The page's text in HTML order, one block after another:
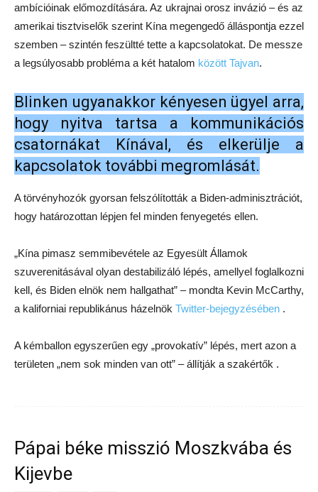
ambícióinak előmozdítására. Az ukrajnai orosz invázió – és az
amerikai tisztviselők szerint Kína megengedő álláspontja ezzel
szemben – szintén feszültté tette a kapcsolatokat. De messze
a legsúlyosabb probléma a két hatalom között Tajvan.
Blinken ugyanakkor kényesen ügyel arra,
hogy nyitva tartsa a kommunikációs
csatornákat Kínával, és elkerülje a
kapcsolatok további megromlását.
A törvényhozók gyorsan felszólították a Biden-adminisztrációt,
hogy határozottan lépjen fel minden fenyegetés ellen.
„Kína pimasz semmibevétele az Egyesült Államok
szuverenitásával olyan destabilizáló lépés, amellyel foglalkozni
kell, és Biden elnök nem hallgathat” – mondta Kevin McCarthy,
a kaliforniai republikánus házelnök Twitter-bejegyzésében .
A kémballon egyszerűen egy „provokatív” lépés, mert azon a
területen „nem sok minden van ott” – állítják a szakértők .
Pápai béke misszió Moszkvába és
Kijevbe